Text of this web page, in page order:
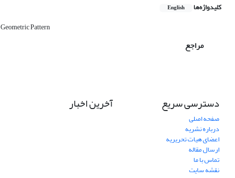
کلیدواژه‌ها English
Geometric Pattern
مراجع
دسترسی سریع
صفحه اصلی
درباره نشریه
اعضای هیات تحریریه
ارسال مقاله
تماس با ما
نقشه سایت
آخرین اخبار